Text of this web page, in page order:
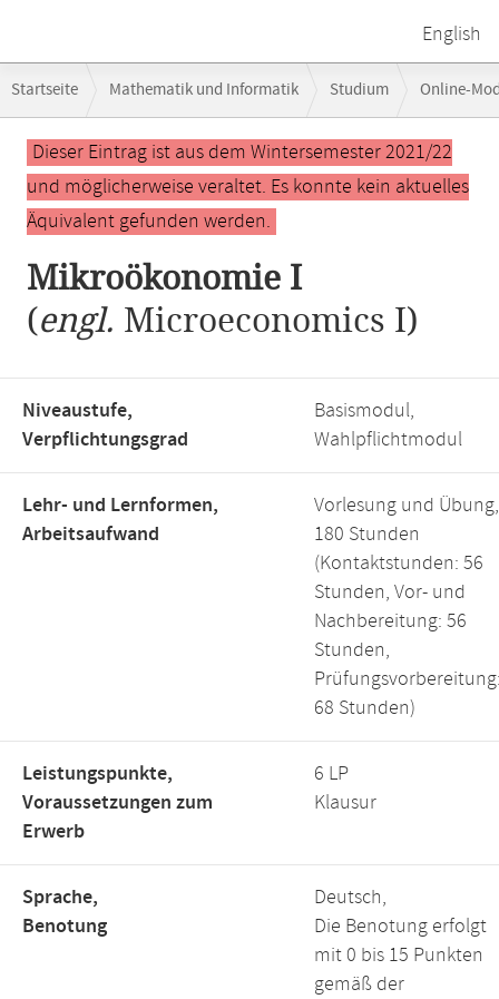
English
Navigation
Startseite Mathematik und Informatik Studium Online-
Hauptinhalt
Dieser Eintrag ist aus dem Wintersemester 2021/22
und möglicherweise veraltet. Es konnte kein aktuelles
Äquivalent gefunden werden.
Mikroökonomie I
(engl. Microeconomics I)
Niveaustufe,
Verpflichtungsgrad
Basismodul,
Wahlpflichtmodul
Lehr- und Lernformen,
Arbeitsaufwand
Vorlesung und Übung,
180 Stunden
(Kontaktstunden: 56
Stunden, Vor- und
Nachbereitung: 56
Stunden,
68 Stunden)
Leistungspunkte,
Voraussetzungen zum
Erwerb
6 LP
Klausur
Sprache,
Benotung
Deutsch,
Die Benotung erfolgt
mit 0 bis 15 Punkten
gemäß der